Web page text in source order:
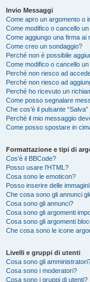
Invio Messaggi
Come apro un argomento o
Come modifico o cancello
Come aggiungo una firma ai
Come creo un sondaggio?
Perché non è possibile
Come modifico o cancello
Perché non riesco ad
Perché non riesco ad
Perché ho ricevuto un
Come posso segnalare
Che cos’è il pulsante
Perché il mio messaggio
Come posso spostare in
Formattazione e tipi di
Cos’è il BBCode?
Posso usare l’HTML?
Cosa sono le emoticon?
Posso inserire delle
Che cosa sono gli annunci
Cosa sono gli annunci?
Cosa sono gli argomenti
Cosa sono gli argomenti
Che cosa sono le icone
Livelli e gruppi di utenti
Cosa sono gli
Cosa sono i moderatori?
Cosa sono i gruppi di utenti?